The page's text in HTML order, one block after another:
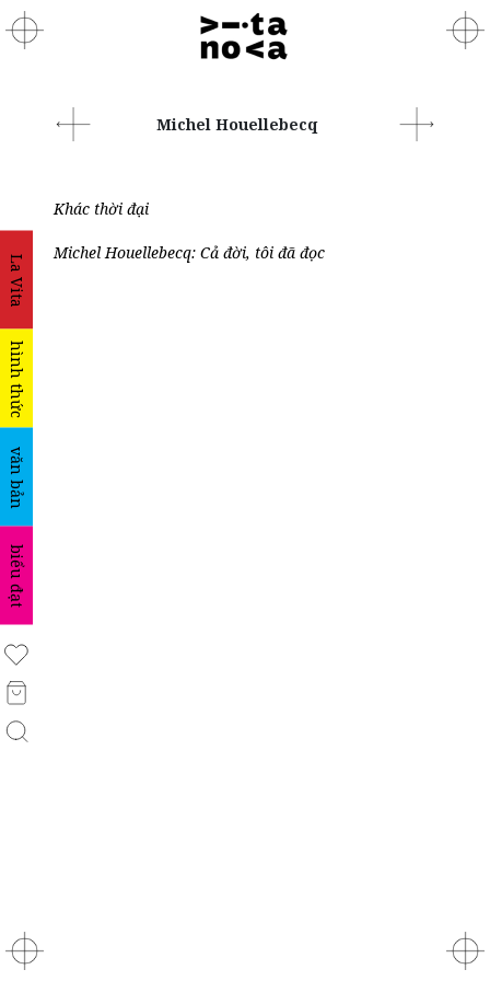
La Vita
hình thức
văn bản
biểu đạt
Michel Houellebecq
Khác thời đại
Michel Houellebecq: Cả đời, tôi đã đọc